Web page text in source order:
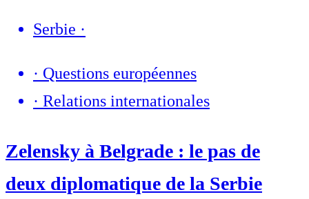
Serbie ·
· Questions européennes
· Relations internationales
Zelensky à Belgrade : le pas de
deux diplomatique de la Serbie